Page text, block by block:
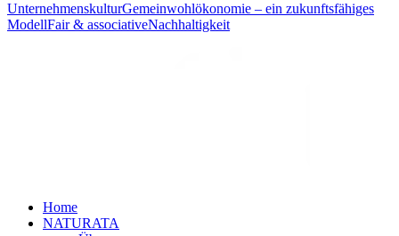
UnternehmenskulturGemeinwohlökonomie – ein zukunftsfähiges
ModellFair & associativeNachhaltigkeit
Home
NATURATA